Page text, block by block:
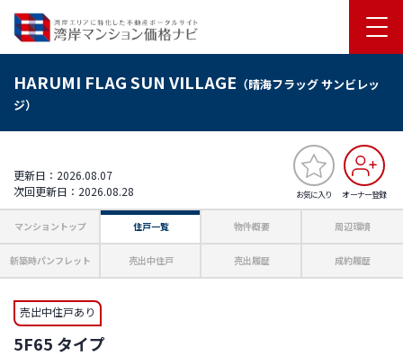
HARUMI FLAG SUN VILLAGE （晴海フラッグ サンビレッ
ジ）
お気に入り オーナー登録
更新日：2026.08.07
次回更新日：2026.08.28
マンショントップ 住戸一覧 物件概要 周辺環境
新築時パンフレット 売出中住戸 売出履歴 成約履歴
売出中住戸あり
5F65 タイプ